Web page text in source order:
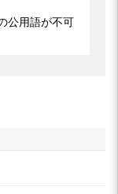
公用語が不可